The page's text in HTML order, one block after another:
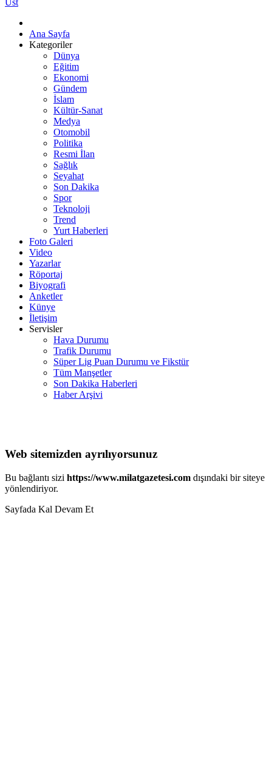
Ana Sayfa
Kategoriler
Dünya
Eğitim
Ekonomi
Gündem
İslam
Kültür-Sanat
Medya
Otomobil
Politika
Resmi İlan
Sağlık
Seyahat
Son Dakika
Spor
Teknoloji
Trend
Yurt Haberleri
Foto Galeri
Video
Yazarlar
Röportaj
Biyografi
Anketler
Künye
İletişim
Servisler
Hava Durumu
Trafik Durumu
Süper Lig Puan Durumu ve Fikstür
Tüm Manşetler
Son Dakika Haberleri
Haber Arşivi
Web sitemizden ayrılıyorsunuz
Bu bağlantı sizi https://www.milatgazetesi.com dışındaki bir siteye
yönlendiriyor.
Sayfada Kal Devam Et